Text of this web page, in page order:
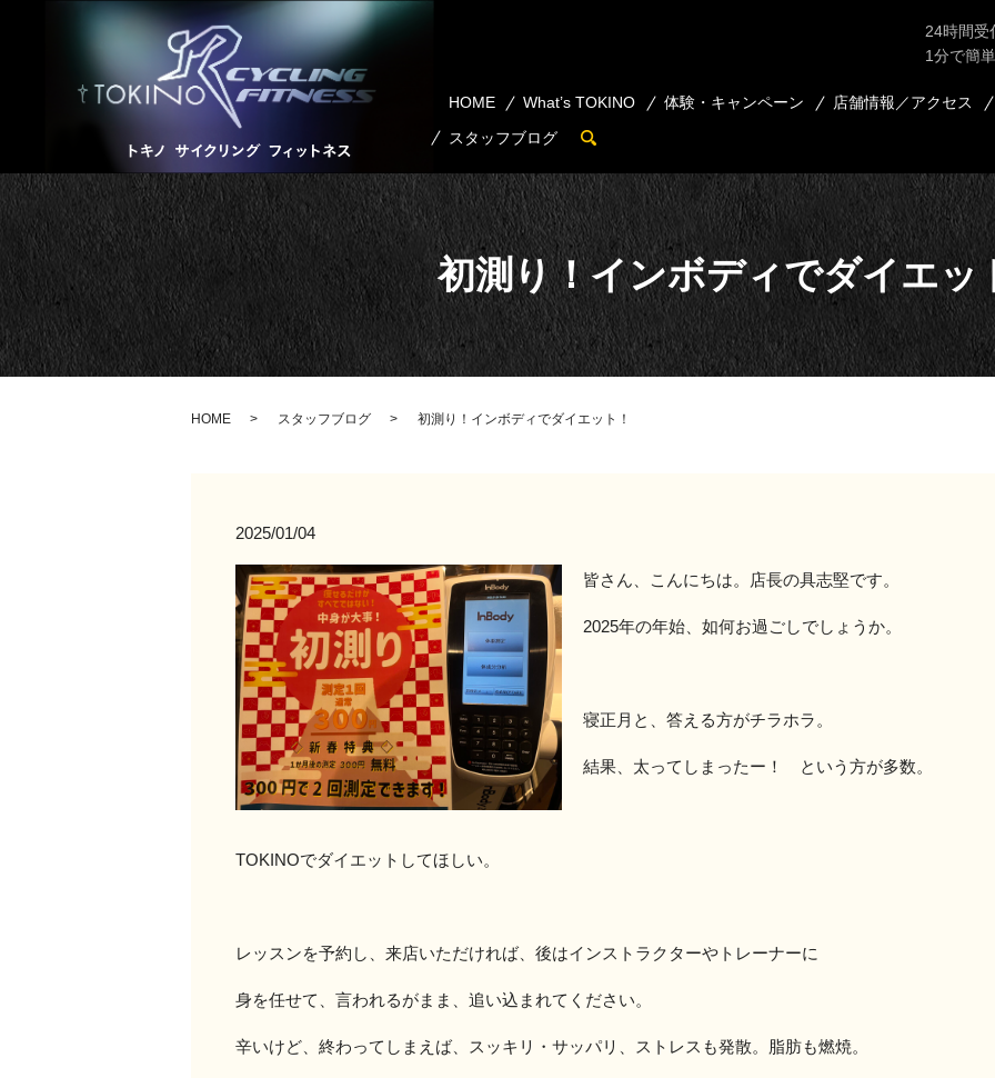
HOME What’s TOKINO 体験・キャンペーン 店舗情報／アクセス
スタッフブログ
search
24時間受
1分で簡
初測り！インボディでダイエッ
HOME スタッフブログ 初測り！インボディでダイエット！
2025/01/04
皆さん、こんにちは。店長の具志堅です。
2025年の年始、如何お過ごしでしょうか。
寝正月と、答える方がチラホラ。
結果、太ってしまったー！ という方が多数。
TOKINOでダイエットしてほしい。
レッスンを予約し、来店いただければ、後はインストラクターやトレーナーに
身を任せて、言われるがまま、追い込まれてください。
辛いけど、終わってしまえば、スッキリ・サッパリ、ストレスも発散。脂肪も燃焼。